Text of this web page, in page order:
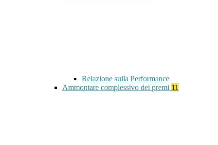
Relazione sulla Performance
Ammontare complessivo dei premi 11